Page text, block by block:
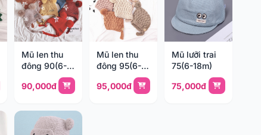
Mũ len thu
đông 90(6-
90,000đ
Mũ len thu
đông 95(6-
95,000đ
Mũ lưỡi trai
75(6-18m)
75,000đ